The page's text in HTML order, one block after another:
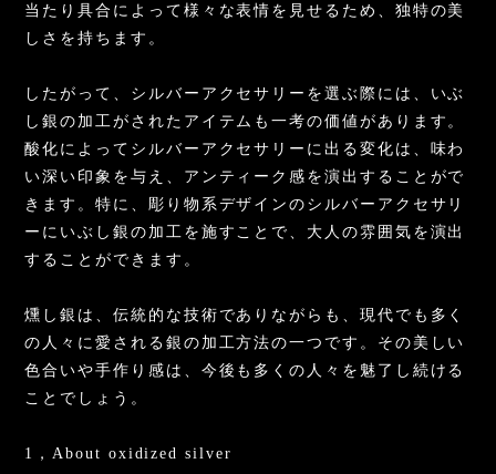
当たり具合によって様々な表情を見せるため、独特の美
しさを持ちます。
したがって、シルバーアクセサリーを選ぶ際には、いぶ
し銀の加工がされたアイテムも一考の価値があります。
酸化によってシルバーアクセサリーに出る変化は、味わ
い深い印象を与え、アンティーク感を演出することがで
きます。特に、彫り物系デザインのシルバーアクセサリ
ーにいぶし銀の加工を施すことで、大人の雰囲気を演出
することができます。
燻し銀は、伝統的な技術でありながらも、現代でも多く
の人々に愛される銀の加工方法の一つです。その美しい
色合いや手作り感は、今後も多くの人々を魅了し続ける
ことでしょう。
1，About oxidized silver